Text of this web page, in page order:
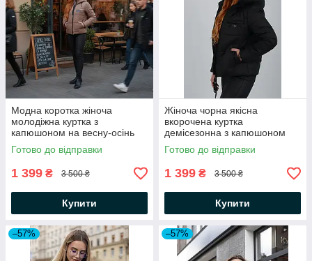
Модна коротка жіноча
молодіжна куртка з
капюшоном на весну-осінь
Готово до відправки
1 399 ₴ 3 500 ₴
Купити
Жіноча чорна якісна
вкорочена куртка
демісезонна з капюшоном
Готово до відправки
1 399 ₴ 3 500 ₴
Купити
–57% –57%